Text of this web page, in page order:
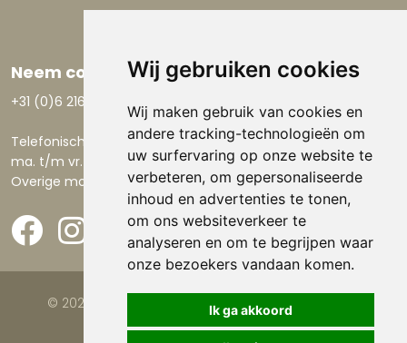
Wij gebruiken cookies
Wij maken gebruik van cookies en
andere tracking-technologieën om
uw surfervaring op onze website te
verbeteren, om gepersonaliseerde
inhoud en advertenties te tonen,
om ons websiteverkeer te
analyseren en om te begrijpen waar
onze bezoekers vandaan komen.
Ik ga akkoord
Neem contact op
+31 (0)6 21668801
Telefonisch bereikbaar:
ma. t/m vr. 9.00-17.30 uur.
Overige momenten via email.
© 2026 Viva la Casa | Website door FalcoTravel